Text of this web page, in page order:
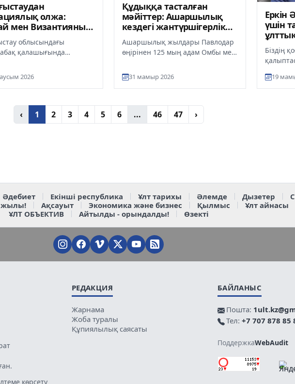
олжа:
мен Византияның
жылдық теңгелері
облысындағы
қалашығында
Қазақстан аумағының
халықар...
2026
Құдыққа тасталған
мәйіттер: Ашаршылық
кездегі жантүршігерлік
жайттар
Ашаршылық жылдары Павлодар
өңірінен 125 мың адам Омбы мен
мемлекеттік архив деректер...
31 мамыр 2026
Еркін
үшін
бөлігі»
Біздің
туыстық
19
‹ 1 2 3 4 5 6 ... 46 47 ›
Әдебиет Екінші республика Ұлт тарихы Әлемде Дызетер
Ақсауыт Экономика және бизнес Қылмыс Ұлт айнасы
ҰЛТ ОБЪЕКТИВ
Айтылды - орындалды! Өзекті
көрсету
РЕДАКЦИЯ
Жарнама
Жоба туралы
Құпиялылық саясаты
БАЙЛАНЫС
Пошта:
Тел: +7 707 878 85
ПоддержкаWebAudit